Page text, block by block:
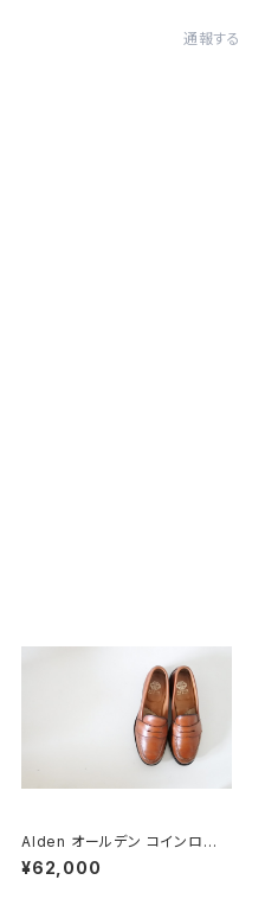
通報する
Alden オールデン コインローフ
ァー #985 6E 旧ロゴ
¥62,000